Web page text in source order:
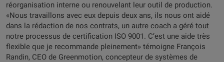
réorganisation interne ou renouvelant leur outil de production.
«Nous travaillons avec eux depuis deux ans, ils nous ont aidé
dans la rédaction de nos contrats, un autre coach a géré tout
notre processus de certification ISO 9001. C’est une aide très
flexible que je recommande pleinement» témoigne François
Randin, CEO de Greenmotion, concepteur de systèmes de